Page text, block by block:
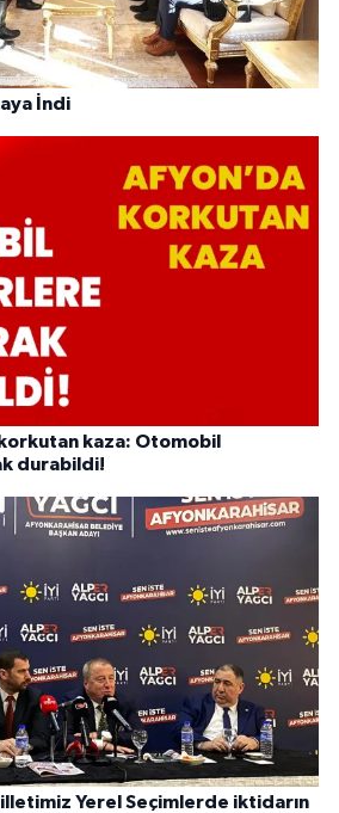
İndi
kaza: Otomobil
durabildi!
Yerel Seçimlerde iktidarın